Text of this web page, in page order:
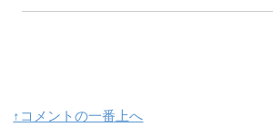
↑コメントの一番上へ